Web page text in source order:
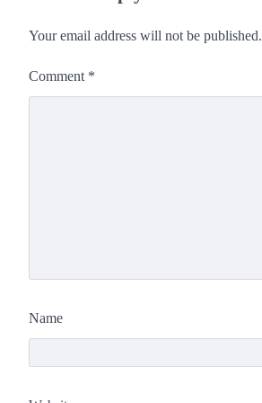
Your email address will not be published.
Comment *
Name